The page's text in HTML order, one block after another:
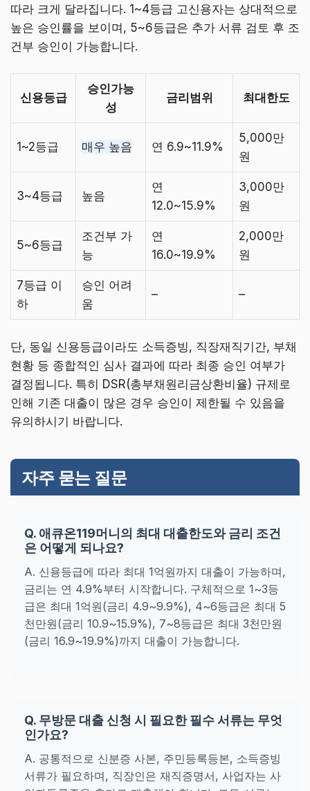
따라 크게 달라집니다. 1~4등급 고신용자는 상대적으로
높은 승인률을 보이며, 5~6등급은 추가 서류 검토 후 조
건부 승인이 가능합니다.
신용등급
승인가능
성
금리범위 최대한도
1~2등급 매우 높음 연 6.9~11.9%
5,000만
원
3~4등급 높음
연
12.0~15.9%
3,000만
원
5~6등급
조건부 가
능
연
16.0~19.9%
2,000만
원
7등급 이
하
승인 어려
움
– –
단, 동일 신용등급이라도 소득증빙, 직장재직기간, 부채
현황 등 종합적인 심사 결과에 따라 최종 승인 여부가
결정됩니다. 특히 DSR(총부채원리금상환비율) 규제로
인해 기존 대출이 많은 경우 승인이 제한될 수 있음을
유의하시기 바랍니다.
자주 묻는 질문
Q. 애큐온119머니의 최대 대출한도와 금리 조건
은 어떻게 되나요?
A. 신용등급에 따라 최대 1억원까지 대출이 가능하며,
금리는 연 4.9%부터 시작합니다. 구체적으로 1~3등
급은 최대 1억원(금리 4.9~9.9%), 4~6등급은 최대 5
천만원(금리 10.9~15.9%), 7~8등급은 최대 3천만원
(금리 16.9~19.9%)까지 대출이 가능합니다.
Q. 무방문 대출 신청 시 필요한 필수 서류는 무엇
인가요?
A. 공통적으로 신분증 사본, 주민등록등본, 소득증빙
서류가 필요하며, 직장인은 재직증명서, 사업자는 사